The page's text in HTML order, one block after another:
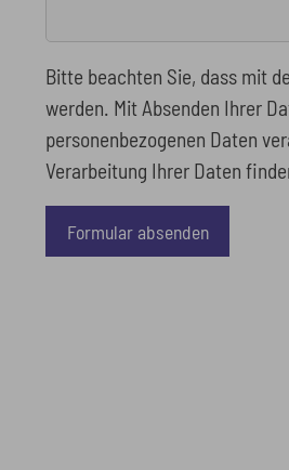
Bitte beachten Sie, dass mit
werden. Mit Absenden Ihrer
personenbezogenen Daten
Verarbeitung Ihrer Daten